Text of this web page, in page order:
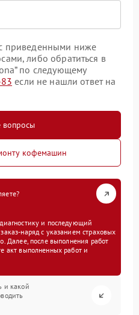
приведенными ниже
либо обратиться в
по следующему
если не нашли ответ на
кофемашин
и последующий
наряд с указанием страховых
Далее, после выполнения работ
акт выполненных работ и
и какой